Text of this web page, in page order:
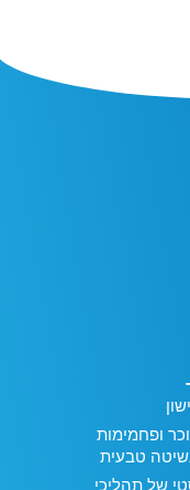
ופחמימות
טבעית
של תהליכי